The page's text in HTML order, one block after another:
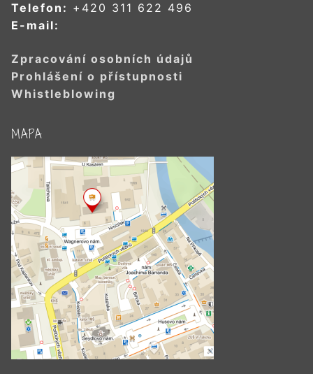
Telefon: +420 311 622 496
E-mail:
Zpracování osobních údajů
Prohlášení o přístupnosti
Whistleblowing
MAPA